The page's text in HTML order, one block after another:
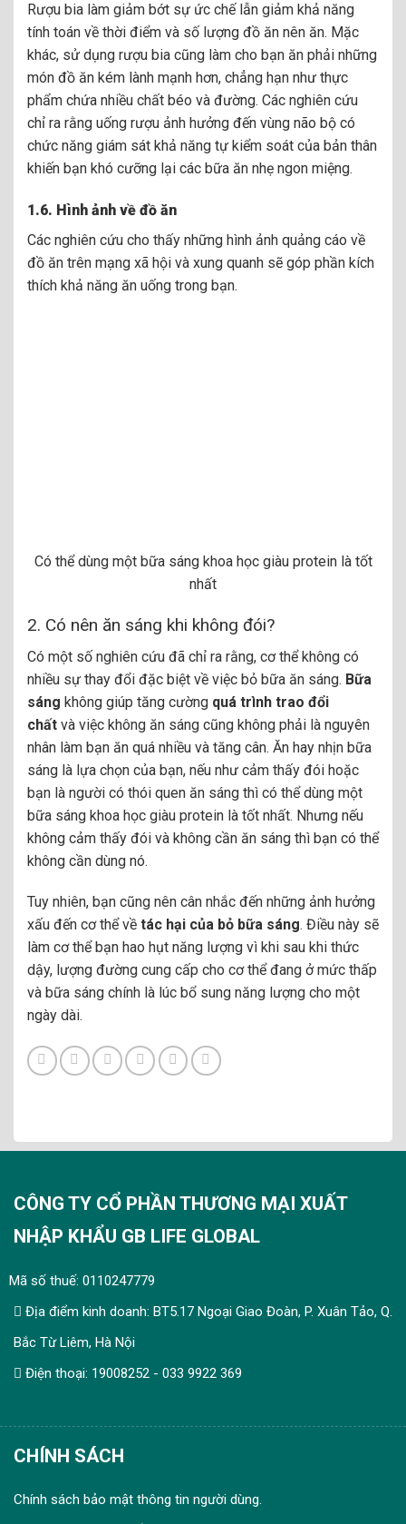
Rượu bia làm giảm bớt sự ức chế lẫn giảm khả năng
tính toán về thời điểm và số lượng đồ ăn nên ăn. Mặc
khác, sử dụng rượu bia cũng làm cho bạn ăn phải những
món đồ ăn kém lành mạnh hơn, chẳng hạn như thực
phẩm chứa nhiều chất béo và đường. Các nghiên cứu
chỉ ra rằng uống rượu ảnh hưởng đến vùng não bộ có
chức năng giám sát khả năng tự kiểm soát của bản thân
khiến bạn khó cưỡng lại các bữa ăn nhẹ ngon miệng.
1.6. Hình ảnh về đồ ăn
Các nghiên cứu cho thấy những hình ảnh quảng cáo về
đồ ăn trên mạng xã hội và xung quanh sẽ góp phần kích
thích khả năng ăn uống trong bạn.
Có thể dùng một bữa sáng khoa học giàu protein là tốt
nhất
2. Có nên ăn sáng khi không đói?
Có một số nghiên cứu đã chỉ ra rằng, cơ thể không có
nhiều sự thay đổi đặc biệt về việc bỏ bữa ăn sáng. Bữa
sáng không giúp tăng cường quá trình trao đổi
chất và việc không ăn sáng cũng không phải là nguyên
nhân làm bạn ăn quá nhiều và tăng cân. Ăn hay nhịn bữa
sáng là lựa chọn của bạn, nếu như cảm thấy đói hoặc
bạn là người có thói quen ăn sáng thì có thể dùng một
bữa sáng khoa học giàu protein là tốt nhất. Nhưng nếu
không cảm thấy đói và không cần ăn sáng thì bạn có thể
không cần dùng nó.
Tuy nhiên, bạn cũng nên cân nhắc đến những ảnh hưởng
xấu đến cơ thể về tác hại của bỏ bữa sáng. Điều này sẽ
làm cơ thể bạn hao hụt năng lượng vì khi sau khi thức
dậy, lượng đường cung cấp cho cơ thể đang ở mức thấp
và bữa sáng chính là lúc bổ sung năng lượng cho một
ngày dài.
CÔNG TY CỔ PHẦN THƯƠNG MẠI XUẤT
NHẬP KHẨU GB LIFE GLOBAL
Mã số thuế: 0110247779
Địa điểm kinh doanh: BT5.17 Ngoại Giao Đoàn, P. Xuân Tảo, Q.
Bắc Từ Liêm, Hà Nội
Điện thoại: 19008252 - 033 9922 369
CHÍNH SÁCH
Chính sách bảo mật thông tin người dùng.